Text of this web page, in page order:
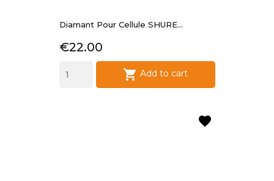
Diamant Pour Cellule SHURE...
Price
€22.00
 Add to cart
favorite